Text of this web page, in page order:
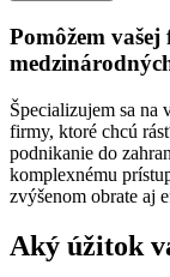
Pomôžem
Špecializujem sa na
firmy, ktoré chcú
podnikanie do
komplexnému
zvýšenom obrate aj
Aký úžitok